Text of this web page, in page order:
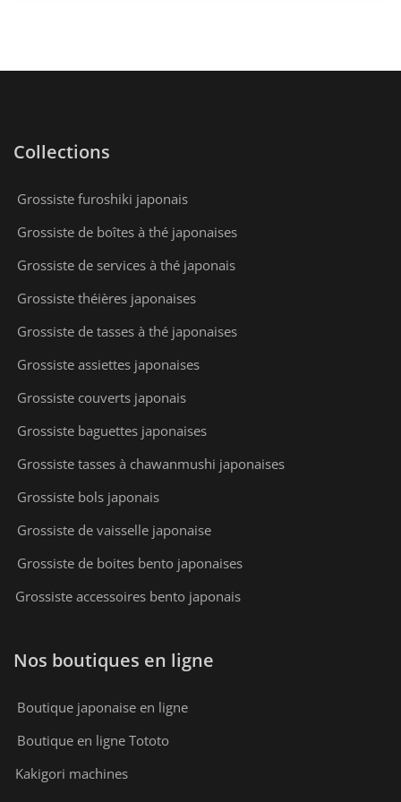
Collections
Grossiste furoshiki japonais
Grossiste de boîtes à thé japonaises
Grossiste de services à thé japonais
Grossiste théières japonaises
Grossiste de tasses à thé japonaises
Grossiste assiettes japonaises
Grossiste couverts japonais
Grossiste baguettes japonaises
Grossiste tasses à chawanmushi japonaises
Grossiste bols japonais
Grossiste de vaisselle japonaise
Grossiste de boites bento japonaises
Grossiste accessoires bento japonais
Nos boutiques en ligne
Boutique japonaise en ligne
Boutique en ligne Tototo
Kakigori machines